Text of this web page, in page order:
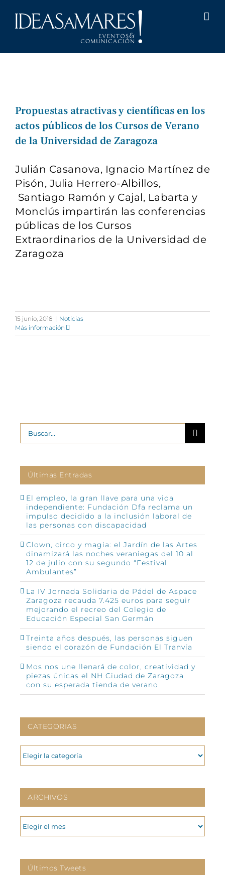
Propuestas atractivas y científicas en los
actos públicos de los Cursos de Verano
de la Universidad de Zaragoza
Julián Casanova, Ignacio Martínez de
Pisón, Julia Herrero-Albillos,
Santiago Ramón y Cajal, Labarta y
Monclús impartirán las conferencias
públicas de los Cursos
Extraordinarios de la Universidad de
Zaragoza
15 junio, 2018 | Noticias
Más información
Buscar:
Últimas Entradas
El empleo, la gran llave para una vida
independiente: Fundación Dfa reclama un
impulso decidido a la inclusión laboral de
las personas con discapacidad
Clown, circo y magia: el Jardín de las Artes
dinamizará las noches veraniegas del 10 al
12 de julio con su segundo “Festival
Ambulantes”
La IV Jornada Solidaria de Pádel de Aspace
Zaragoza recauda 7.425 euros para seguir
mejorando el recreo del Colegio de
Educación Especial San Germán
Treinta años después, las personas siguen
siendo el corazón de Fundación El Tranvía
Mos nos une llenará de color, creatividad y
piezas únicas el NH Ciudad de Zaragoza
con su esperada tienda de verano
CATEGORIAS
CATEGORIAS
ARCHIVOS
ARCHIVOS
Últimos Tweets